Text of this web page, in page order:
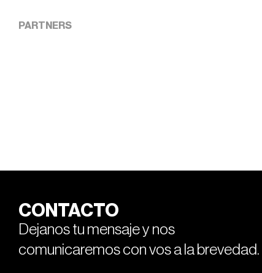
PARTNERS
CONTACTO
Dejanos tu mensaje y nos
comunicaremos con vos a la brevedad.